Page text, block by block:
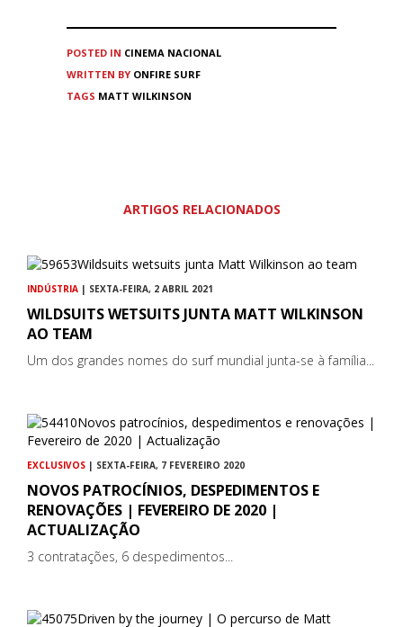
POSTED IN CINEMA NACIONAL
WRITTEN BY ONFIRE SURF
TAGS MATT WILKINSON
ARTIGOS RELACIONADOS
INDÚSTRIA | SEXTA-FEIRA, 2 ABRIL 2021
WILDSUITS WETSUITS JUNTA MATT WILKINSON
AO TEAM
Um dos grandes nomes do surf mundial junta-se à família...
EXCLUSIVOS | SEXTA-FEIRA, 7 FEVEREIRO 2020
NOVOS PATROCÍNIOS, DESPEDIMENTOS E
RENOVAÇÕES | FEVEREIRO DE 2020 |
ACTUALIZAÇÃO
3 contratações, 6 despedimentos...